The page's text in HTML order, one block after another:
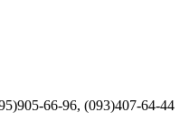
66-96, (093)407-64-44